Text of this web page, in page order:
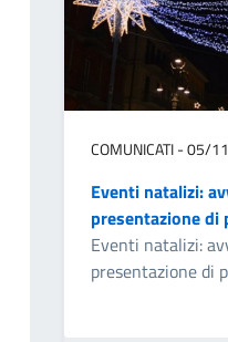
COMUNICATI - 05/
Eventi natalizi:
presentazione di
Eventi natalizi:
presentazione di